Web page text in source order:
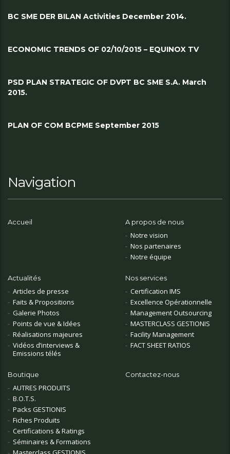
BC SME DER BILAN Activities December 2014.
ECONOMIC TRENDS OF 02/10/2015 – EQUINOX TV
PSD PLAN STRATEGIC OF DVPT BC SME S.A. March
2015.
PLAN OF COM BCPME September 2015
Navigation
Accueil A propos de nous
Notre vision
Nos partenaires
Notre équipe
Actualités
Articles de presse
Faits & Propositions
Galerie Photos
Points de vue & Idées
Réalisations majeures
Vidéos d’interviews &
Emissions télés
Nos services
Certification IMS
Excellence Opérationnelle
Management Outsourcing
MASTERCLASS GESTIONIS
Facility Management
FACT SHEET RATIOS
Boutique
AUTRES PRODUITS
B.O.T.S.
Packs GESTIONIS
Fiches Produits
Certifications & Ratings
Séminaires & Formations
Contactez-nous